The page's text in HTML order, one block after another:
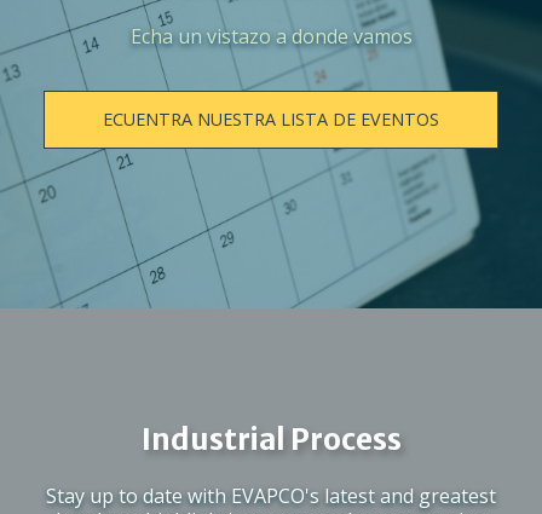
Echa un vistazo a donde vamos
ECUENTRA NUESTRA LISTA DE EVENTOS
Industrial Process
Stay up to date with EVAPCO's latest and greatest